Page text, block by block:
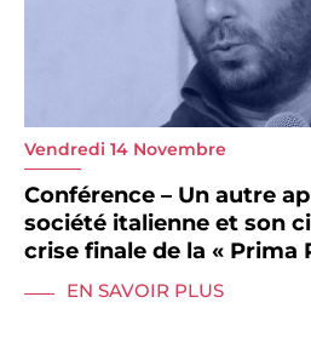
Vendredi 14 Novembre
Conférence – Un autre
société italienne et son
crise finale de la « Prima
EN SAVOIR PLUS